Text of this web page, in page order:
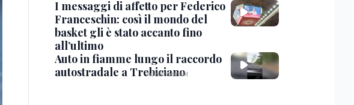
I messaggi di affetto per Federico
Franceschin: così il mondo del
basket gli è stato accanto fino
all’ultimo
Auto in fiamme lungo il raccordo
autostradale a Trebiciano